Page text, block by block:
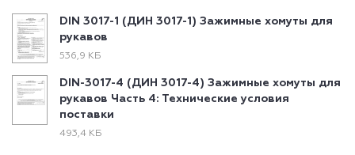
DIN 3017-1 (ДИН 3017-1) Зажимные хомуты для
рукавов
536,9 КБ
DIN-3017-4 (ДИН 3017-4) Зажимные хомуты для
рукавов Часть 4: Технические условия
поставки
493,4 КБ